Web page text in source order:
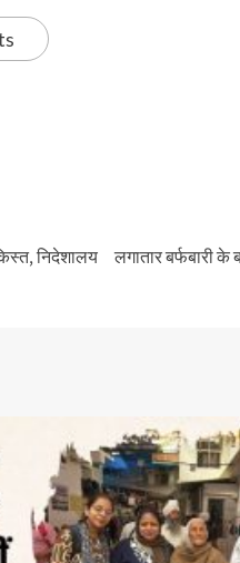
निदेशालय
लगातार बर्फबारी